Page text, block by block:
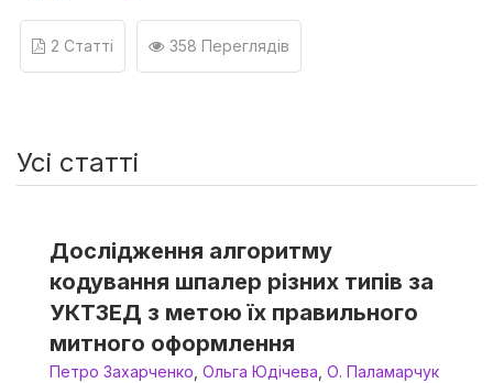
2 Статті 358 Переглядів
Усі статті
Дослідження алгоритму
кодування шпалер різних типів за
УКТЗЕД з метою їх правильного
митного оформлення
Петро Захарченко Ольга Юдічева О. Паламарчук